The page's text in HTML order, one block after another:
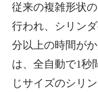
従来の複雑形状
行われ、シリン
分以上の時間が
は、全自動で1秒
じサイズのシリ